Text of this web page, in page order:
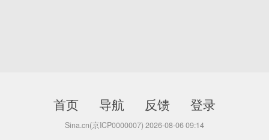
首页 导航 反馈 登录
Sina.cn(京ICP0000007) 2026-08-06 09:14